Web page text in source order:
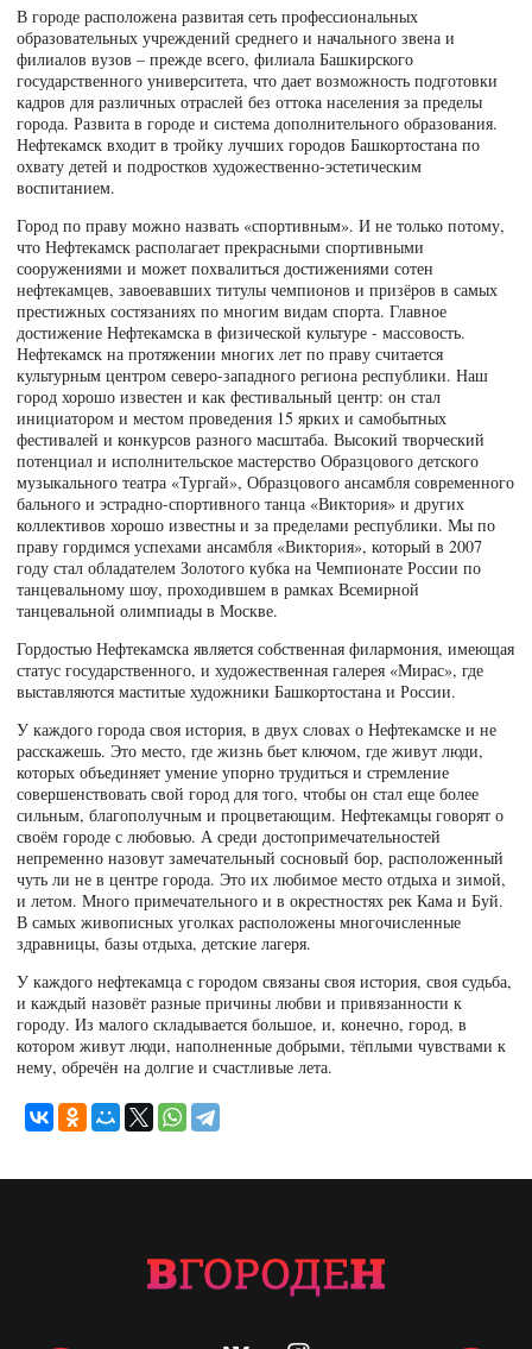
В городе расположена развитая сеть профессиональных
образовательных учреждений среднего и начального звена и
филиалов вузов – прежде всего, филиала Башкирского
государственного университета, что дает возможность подготовки
кадров для различных отраслей без оттока населения за пределы
города. Развита в городе и система дополнительного образования.
Нефтекамск входит в тройку лучших городов Башкортостана по
охвату детей и подростков художественно-эстетическим
воспитанием.
Город по праву можно назвать «спортивным». И не только потому,
что Нефтекамск располагает прекрасными спортивными
сооружениями и может похвалиться достижениями сотен
нефтекамцев, завоевавших титулы чемпионов и призёров в самых
престижных состязаниях по многим видам спорта. Главное
достижение Нефтекамска в физической культуре - массовость.
Нефтекамск на протяжении многих лет по праву считается
культурным центром северо-западного региона республики. Наш
город хорошо известен и как фестивальный центр: он стал
инициатором и местом проведения 15 ярких и самобытных
фестивалей и конкурсов разного масштаба. Высокий творческий
потенциал и исполнительское мастерство Образцового детского
музыкального театра «Тургай», Образцового ансамбля современного
бального и эстрадно-спортивного танца «Виктория» и других
коллективов хорошо известны и за пределами республики. Мы по
праву гордимся успехами ансамбля «Виктория», который в 2007
году стал обладателем Золотого кубка на Чемпионате России по
танцевальному шоу, проходившем в рамках Всемирной
танцевальной олимпиады в Москве.
Гордостью Нефтекамска является собственная филармония, имеющая
статус государственного, и художественная галерея «Мирас», где
выставляются маститые художники Башкортостана и России.
У каждого города своя история, в двух словах о Нефтекамске и не
расскажешь. Это место, где жизнь бьет ключом, где живут люди,
которых объединяет умение упорно трудиться и стремление
совершенствовать свой город для того, чтобы он стал еще более
сильным, благополучным и процветающим. Нефтекамцы говорят о
своём городе с любовью. А среди достопримечательностей
непременно назовут замечательный сосновый бор, расположенный
чуть ли не в центре города. Это их любимое место отдыха и зимой,
и летом. Много примечательного и в окрестностях рек Кама и Буй.
В самых живописных уголках расположены многочисленные
здравницы, базы отдыха, детские лагеря.
У каждого нефтекамца с городом связаны своя история, своя судьба,
и каждый назовёт разные причины любви и привязанности к
городу. Из малого складывается большое, и, конечно, город, в
котором живут люди, наполненные добрыми, тёплыми чувствами к
нему, обречён на долгие и счастливые лета.